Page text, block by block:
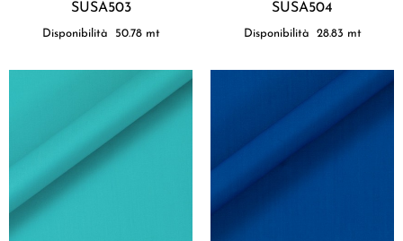
SUSA503
Disponibilità 50.78 mt
SUSA504
Disponibilità 28.83 mt